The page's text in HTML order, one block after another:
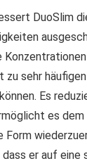
DuoSlim
zu sehr
Es
es dem
dass er auf